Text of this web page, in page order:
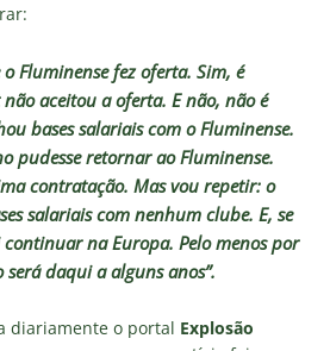
Fluminense fez oferta. Sim, é
aceitou a oferta. E não, não é
bases salariais com o Fluminense.
pudesse retornar ao Fluminense.
contratação. Mas vou repetir: o
salariais com nenhum clube. E, se
na Europa. Pelo menos por
daqui a alguns anos”.
diariamente o portal Explosão